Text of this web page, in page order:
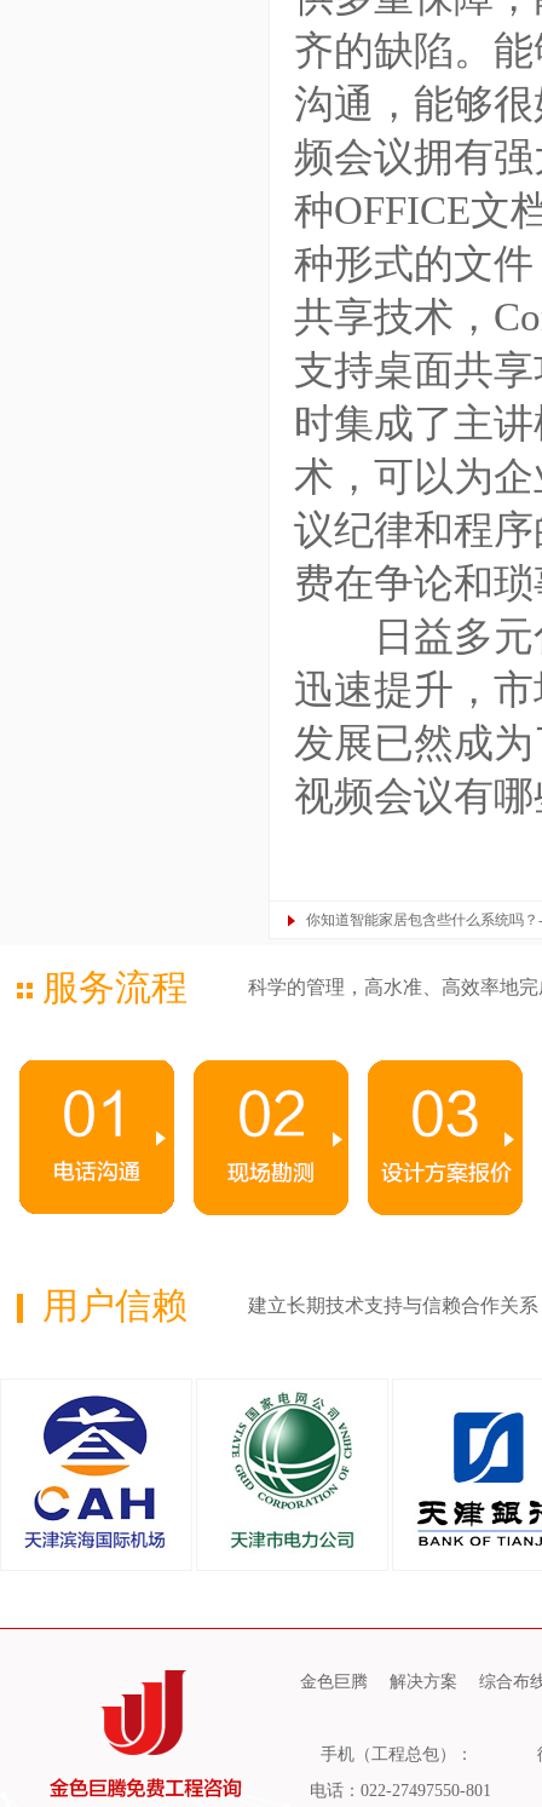
齐的缺陷。
沟通，能够
频会议拥有强
种OFFICE文
种形式的文
共享技术，
支持桌面共
时集成了主
术，可以为
议纪律和程
费在争论和
日益多元化
迅速提升，
发展已然成
视频会议有
你知道智能家居包含些什么系统吗
服务流程 科学的管理，高水准、高效率地
用户信赖 建立长期技术支持与信赖合作关系
金色巨腾 解决方案 综合布
手机（工程总包）：
电话：022-27497550-801